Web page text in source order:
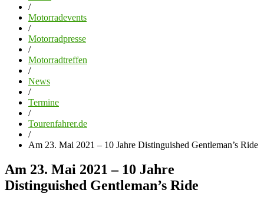
/
Motorradevents
/
Motorradpresse
/
Motorradtreffen
/
News
/
Termine
/
Tourenfahrer.de
/
Am 23. Mai 2021 – 10 Jahre Distinguished Gentleman’s Ride
Am 23. Mai 2021 – 10 Jahre
Distinguished Gentleman’s Ride